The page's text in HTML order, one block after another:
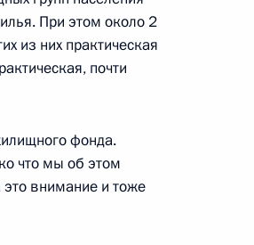
При этом около 2
из них практическая
почти
фонда.
что мы об этом
внимание и тоже